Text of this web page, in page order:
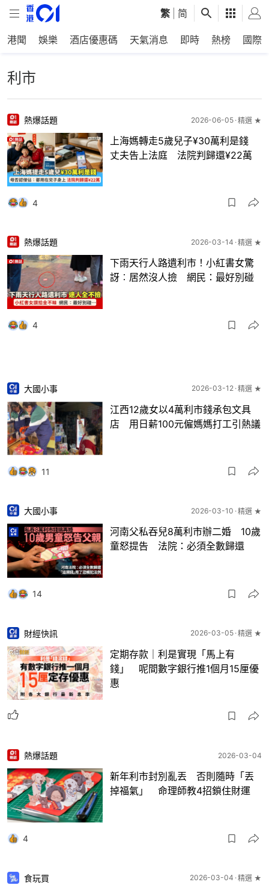
繁 简
港聞 娛樂 酒店優惠碼 天氣消息 即時 熱榜 國際
利市
熱爆話題 2026-06-05 精選 ★
上海媽轉走5歲兒子¥30萬利是錢
丈夫告上法庭 法院判歸還¥22萬
4
熱爆話題 2026-03-14 精選 ★
下雨天行人路遺利市！小紅書女驚
訝︰居然沒人撿 網民：最好別碰
4
大國小事 2026-03-12 精選 ★
江西12歲女以4萬利市錢承包文具
店 用日薪100元僱媽媽打工引熱議
11
大國小事 2026-03-10 精選 ★
河南父私吞兒8萬利市辦二婚 10歲
童怒提告 法院：必須全數歸還
14
財經快訊 2026-03-05 精選 ★
定期存款｜利是實現「馬上有
錢」 呢間數字銀行推1個月15厘優
惠
熱爆話題 2026-03-04
新年利市封別亂丟 否則隨時「丟
掉福氣」 命理師教4招鎖住財運
4
食玩買 2026-03-04 精選 ★